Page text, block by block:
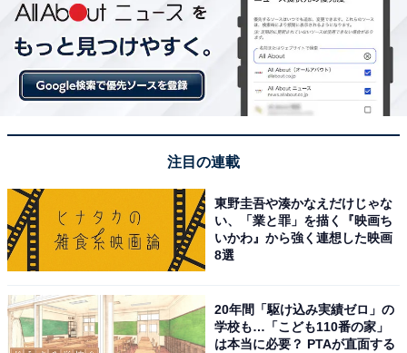
注目の連載
東野圭吾や湊かなえだけじゃな
い、「業と罪」を描く『映画ち
いかわ』から強く連想した映画
8選
20年間「駆け込み実績ゼロ」の
学校も…「こども110番の家」
は本当に必要？ PTAが直面する